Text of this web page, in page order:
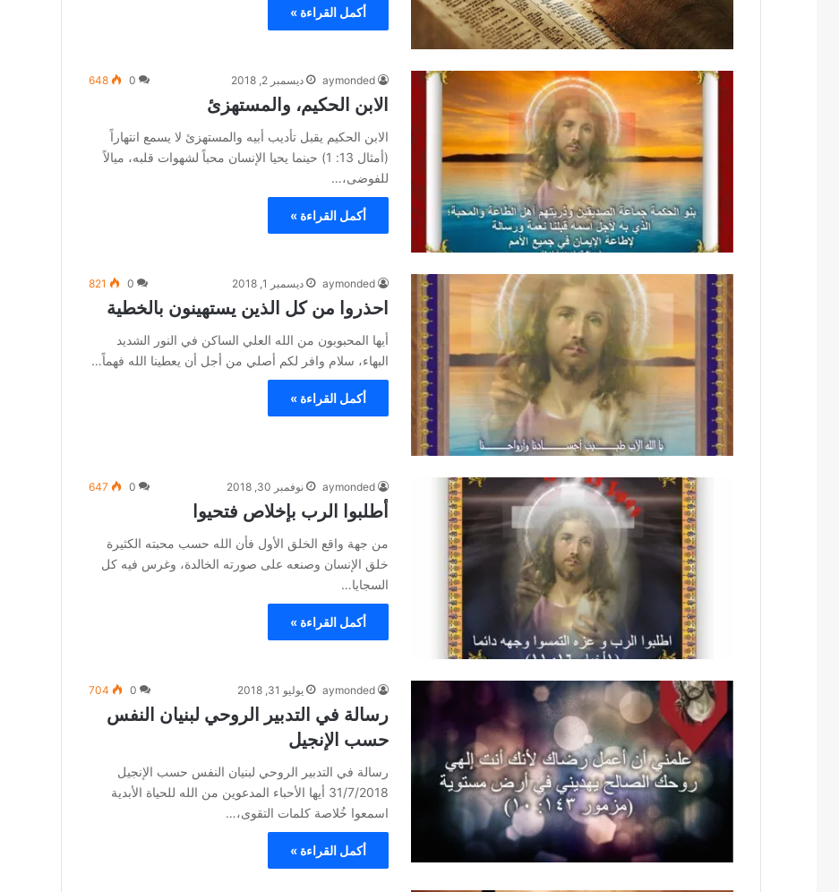
أكمل القراءة »
aymonded ديسمبر 2, 2018 0
648
الابن الحكيم، والمستهزئ
الابن الحكيم يقبل تأديب أبيه والمستهزئ لا يسمع انتهاراً
(أمثال 13: 1) حينما يحيا الإنسان محباً لشهوات قلبه، ميالاً
للفوضى،…
أكمل القراءة »
aymonded ديسمبر 1, 2018 0
821
احذروا من كل الذين يستهينون بالخطية
أيها المحبوبون من الله العلي الساكن في النور الشديد
البهاء، سلام وافر لكم أصلي من أجل أن يعطينا الله فهماً…
أكمل القراءة »
aymonded نوفمبر 30, 2018 0
647
أطلبوا الرب بإخلاص فتحيوا
من جهة واقع الخلق الأول فأن الله حسب محبته الكثيرة
خلق الإنسان وصنعه على صورته الخالدة، وغرس فيه كل
السجايا…
أكمل القراءة »
aymonded يوليو 31, 2018 0
704
رسالة في التدبير الروحي لبنيان النفس
حسب الإنجيل
رسالة في التدبير الروحي لبنيان النفس حسب الإنجيل
31/7/2018 أيها الأحباء المدعوين من الله للحياة الأبدية
اسمعوا خُلاصة كلمات التقوى،…
أكمل القراءة »